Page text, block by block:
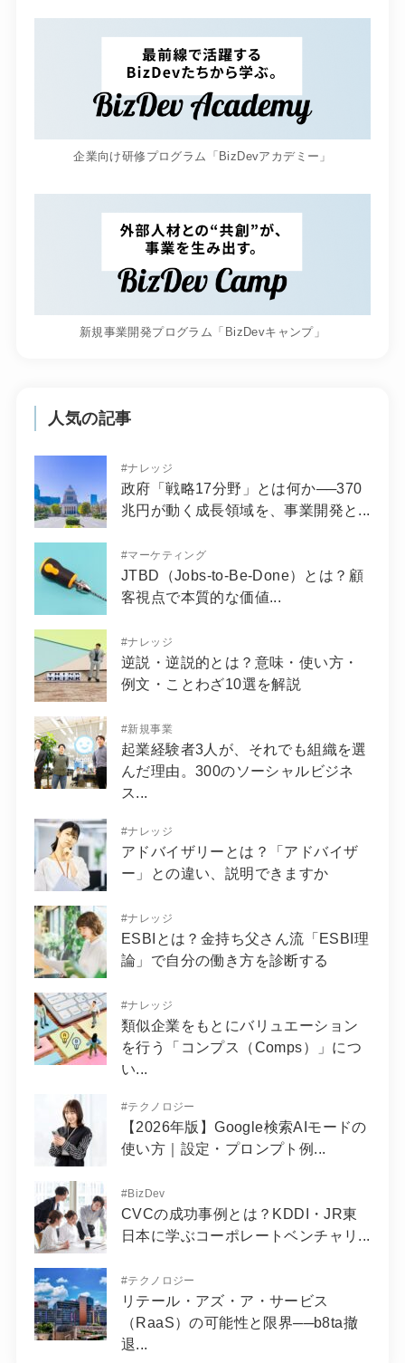
企業向け研修プログラム「BizDevアカデミー」
新規事業開発プログラム「BizDevキャンプ」
人気の記事
#ナレッジ
政府「戦略17分野」とは何か──370
兆円が動く成長領域を、事業開発と...
#マーケティング
JTBD（Jobs-to-Be-Done）とは？顧
客視点で本質的な価値...
#ナレッジ
逆説・逆説的とは？意味・使い方・
例文・ことわざ10選を解説
#新規事業
起業経験者3人が、それでも組織を選
んだ理由。300のソーシャルビジネ
ス...
#ナレッジ
アドバイザリーとは？「アドバイザ
ー」との違い、説明できますか
#ナレッジ
ESBIとは？金持ち父さん流「ESBI理
論」で自分の働き方を診断する
#ナレッジ
類似企業をもとにバリュエーション
を行う「コンプス（Comps）」につ
い...
#テクノロジー
【2026年版】Google検索AIモードの
使い方｜設定・プロンプト例...
#BizDev
CVCの成功事例とは？KDDI・JR東
日本に学ぶコーポレートベンチャリ...
#テクノロジー
リテール・アズ・ア・サービス
（RaaS）の可能性と限界──b8ta撤
退...